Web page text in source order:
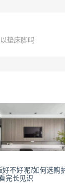
垫床脚吗
好不好呢?如何选购
完长见识